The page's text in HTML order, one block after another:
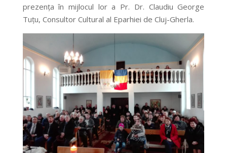
prezența în mijlocul lor a Pr. Dr. Claudiu George
Tuțu, Consultor Cultural al Eparhiei de Cluj-Gherla.